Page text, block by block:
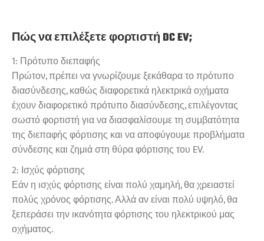
Πώς να επιλέξετε φορτιστή DC EV;
1: Πρότυπο διεπαφής
Πρώτον, πρέπει να γνωρίζουμε ξεκάθαρα το πρότυπο
διασύνδεσης, καθώς διαφορετικά ηλεκτρικά οχήματα
έχουν διαφορετικό πρότυπο διασύνδεσης, επιλέγοντας
σωστό φορτιστή για να διασφαλίσουμε τη συμβατότητα
της διεπαφής φόρτισης και να αποφύγουμε προβλήματα
σύνδεσης και ζημιά στη θύρα φόρτισης του EV.
2: Ισχύς φόρτισης
Εάν η ισχύς φόρτισης είναι πολύ χαμηλή, θα χρειαστεί
πολύς χρόνος φόρτισης. Αλλά αν είναι πολύ υψηλό, θα
ξεπεράσει την ικανότητα φόρτισης του ηλεκτρικού μας
οχήματος.